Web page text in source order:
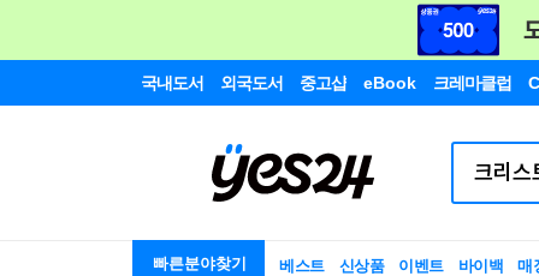
국내도서 외국도서 중고샵 eBook 크레마클럽
빠른분야찾기 베스트 신상품 이벤트 바이백 매